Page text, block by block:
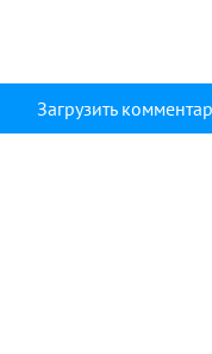
Загрузить